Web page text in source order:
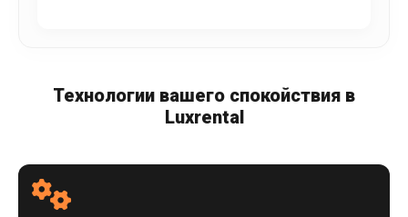
Технологии вашего спокойствия в
Luxrental